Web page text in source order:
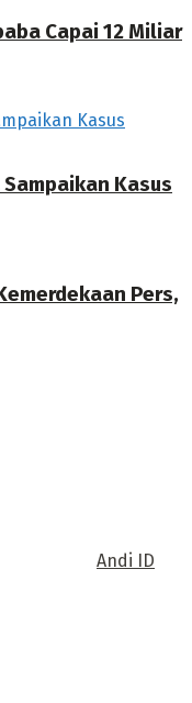
Capai 12 Miliar
Kasus
Pers,
Andi ID